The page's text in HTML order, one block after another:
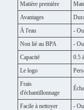
Matière première
Avantages
À l'eau
-
Non lié au BPA
-
Capacité
0.5
Le logo
Frais
d'échantillonnage
Facile à nettoyer -